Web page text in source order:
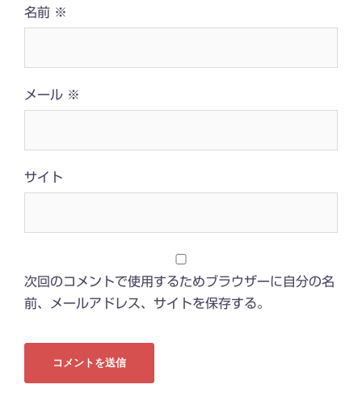
名前 ※
メール ※
サイト
次回のコメントで使用するためブラウザーに自分の名
前、メールアドレス、サイトを保存する。